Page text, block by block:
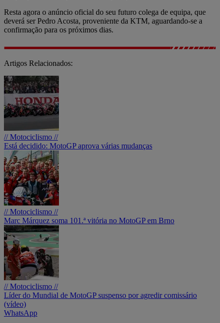
Resta agora o anúncio oficial do seu futuro colega de equipa, que
deverá ser Pedro Acosta, proveniente da KTM, aguardando-se a
confirmação para os próximos dias.
Artigos Relacionados:
// Motociclismo //
Está decidido: MotoGP aprova várias mudanças
// Motociclismo //
Marc Márquez soma 101.ª vitória no MotoGP em Brno
// Motociclismo //
Líder do Mundial de MotoGP suspenso por agredir comissário
(vídeo)
WhatsApp